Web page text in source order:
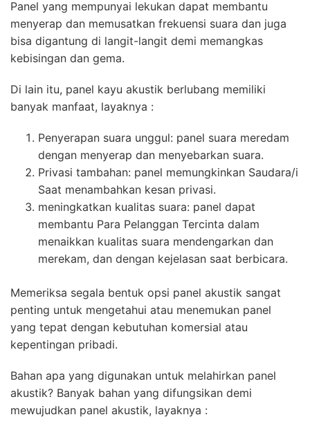
Panel yang mempunyai lekukan dapat membantu
menyerap dan memusatkan frekuensi suara dan juga
bisa digantung di langit-langit demi memangkas
kebisingan dan gema.
Di lain itu, panel kayu akustik berlubang memiliki
banyak manfaat, layaknya :
Penyerapan suara unggul: panel suara meredam
dengan menyerap dan menyebarkan suara.
Privasi tambahan: panel memungkinkan Saudara/i
Saat menambahkan kesan privasi.
meningkatkan kualitas suara: panel dapat
membantu Para Pelanggan Tercinta dalam
menaikkan kualitas suara mendengarkan dan
merekam, dan dengan kejelasan saat berbicara.
Memeriksa segala bentuk opsi panel akustik sangat
penting untuk mengetahui atau menemukan panel
yang tepat dengan kebutuhan komersial atau
kepentingan pribadi.
Bahan apa yang digunakan untuk melahirkan panel
akustik? Banyak bahan yang difungsikan demi
mewujudkan panel akustik, layaknya :